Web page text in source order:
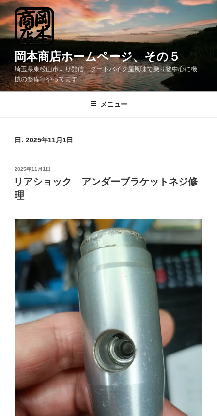
コ
ン
テ
ン
ス
キ
岡本商店ホームページ、その５
埼玉県東松山市より発信 ダートバイク屋風味で乗り物中心に機
械の整備等やってます
メニュー
日: 2025年11月1日
投
稿
日:
2025年11月1日
リアショック アンダーブラケットネジ修
理